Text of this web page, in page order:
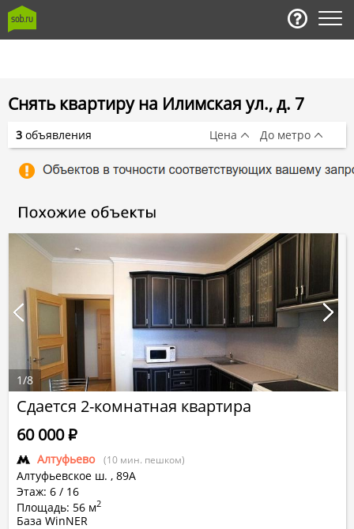
Снять квартиру на Илимская ул., д. 7
Сдается 2-комнатная квартира
Алтуфьево (10 мин. пешком)
Алтуфьевское ш. , 89А
Этаж: 6 / 16
Площадь: 56 м2
60 000Р
База WinNER
1/8
3 объявления Цена До метро